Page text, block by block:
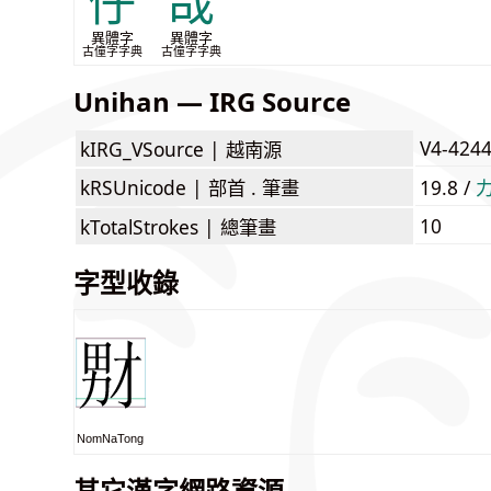
異體字
古僮字字典
異體字
古僮字字典
Unihan — IRG Source
kIRG_VSource | 越南源
V4-4244
kRSUnicode | 部首 . 筆畫 19.8 /
kTotalStrokes | 總筆畫 10
字型收錄
NomNaTong